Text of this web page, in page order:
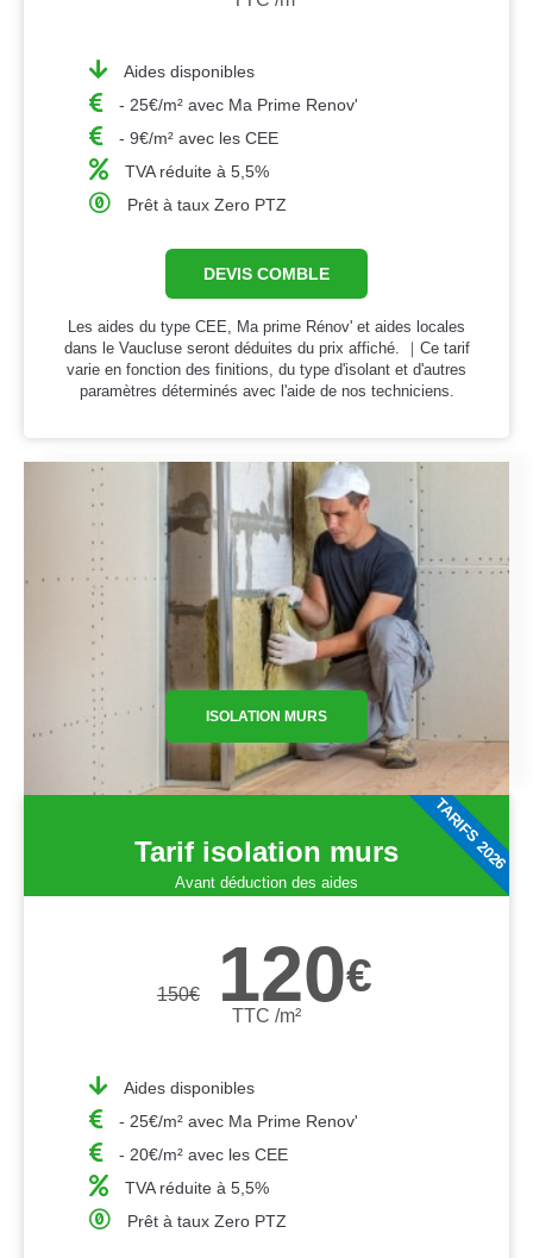
Aides disponibles
- 25€/m² avec Ma Prime Renov'
- 9€/m² avec les CEE
TVA réduite à 5,5%
Prêt à taux Zero PTZ
DEVIS COMBLE
Les aides du type CEE, Ma prime Rénov' et aides locales
dans le Vaucluse seront déduites du prix affiché. ｜Ce tarif
varie en fonction des finitions, du type d'isolant et d'autres
paramètres déterminés avec l'aide de nos techniciens.
ISOLATION MURS
Tarif isolation murs
Avant déduction des aides
150€ 120€
TTC /m²
Aides disponibles
- 25€/m² avec Ma Prime Renov'
- 20€/m² avec les CEE
TVA réduite à 5,5%
Prêt à taux Zero PTZ
TARIFS 2026